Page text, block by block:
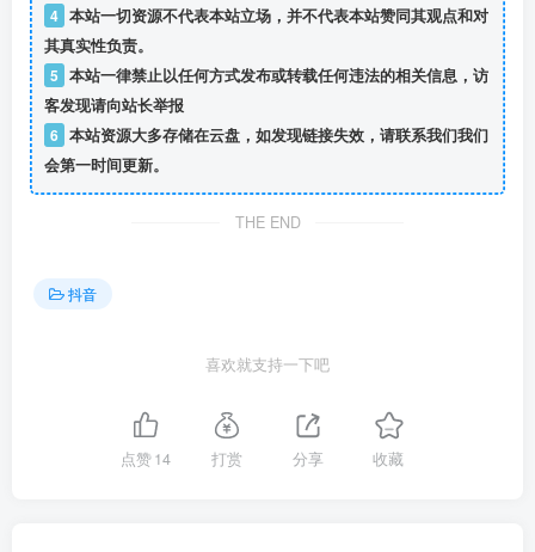
4 本站一切资源不代表本站立场，并不代表本站赞同其观点和对
其真实性负责。
5 本站一律禁止以任何方式发布或转载任何违法的相关信息，访
客发现请向站长举报
6 本站资源大多存储在云盘，如发现链接失效，请联系我们我们
会第一时间更新。
THE END
抖音
喜欢就支持一下吧
点赞14 打赏 分享 收藏